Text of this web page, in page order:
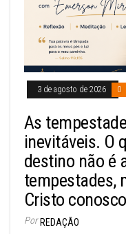
3 de agosto de 2026 0
As
inevitáveis. O
destino não é
tempestades,
Cristo
Por REDAÇÃO